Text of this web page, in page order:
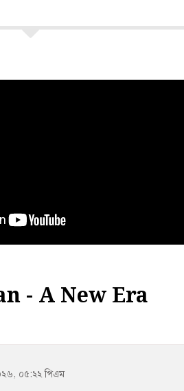
- A New Era
০৫:২২ পিএম